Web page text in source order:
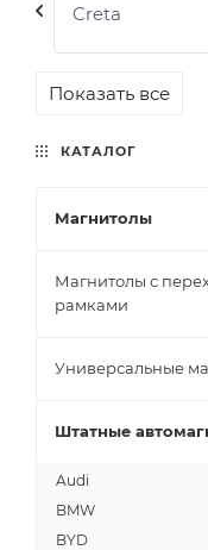
Creta
Показать все
КАТАЛОГ
Магнитолы
Магнитолы с
рамками
Универсальные
Штатные
Audi
BMW
BYD